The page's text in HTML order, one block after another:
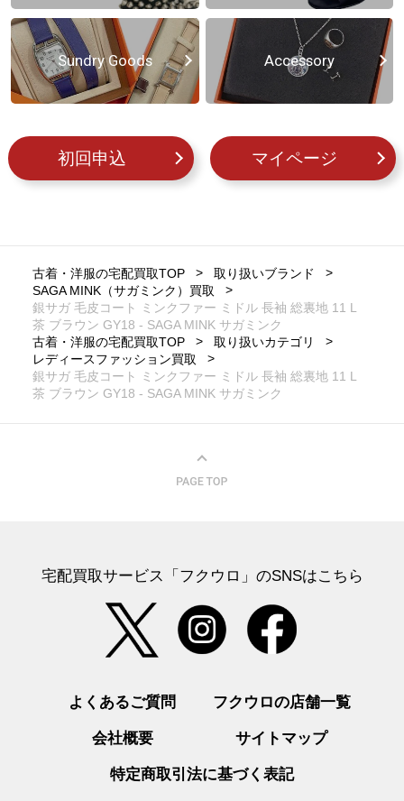
Sundry Goods Accessory
初回申込 マイページ
古着・洋服の宅配買取TOP
取り扱いブランド
SAGA MINK（サガミンク）買取
銀サガ 毛皮コート ミンクファー ミドル 長袖 総裏地 11 L
茶 ブラウン GY18 - SAGA MINK サガミンク
古着・洋服の宅配買取TOP
取り扱いカテゴリ
レディースファッション買取
銀サガ 毛皮コート ミンクファー ミドル 長袖 総裏地 11 L
茶 ブラウン GY18 - SAGA MINK サガミンク
宅配買取サービス「フクウロ」のSNSはこちら
よくあるご質問 フクウロの店舗一覧
会社概要 サイトマップ
特定商取引法に基づく表記